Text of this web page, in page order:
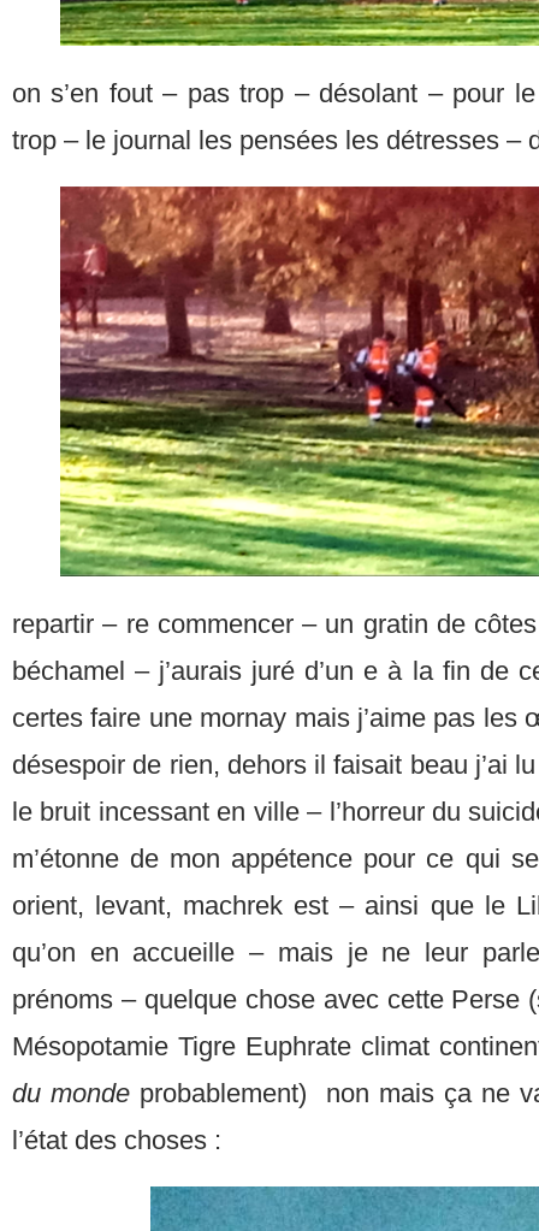
on s’en fout – pas trop – désolant – pour
trop – le journal les pensées les détresses –
repartir – re commencer – un gratin de
béchamel – j’aurais juré d’un e à la fin de
certes faire une mornay mais j’aime pas
désespoir de rien, dehors il faisait beau j’ai
le bruit incessant en ville – l’horreur du
m’étonne de mon appétence pour ce qui
orient, levant, machrek est – ainsi que le
qu’on en accueille – mais je ne leur
prénoms – quelque chose avec cette Perse
Mésopotamie Tigre Euphrate climat
du monde probablement) non mais ça ne
l’état des choses :